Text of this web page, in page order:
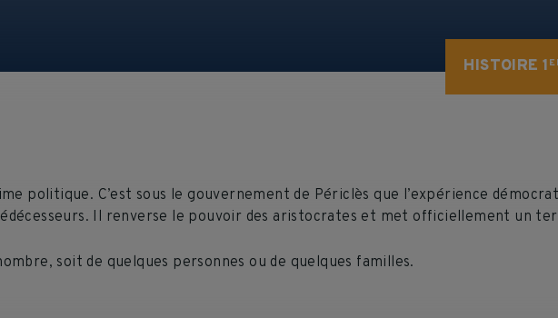
HISTOIRE 1
politique. C’est sous le gouvernement de Périclès que l’expérience
Il renverse le pouvoir des aristocrates et met officiellement un
soit de quelques personnes ou de quelques familles.